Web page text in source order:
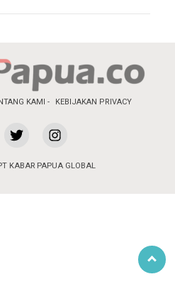
KAMI KEBIJAKAN PRIVACY
KABAR PAPUA GLOBAL